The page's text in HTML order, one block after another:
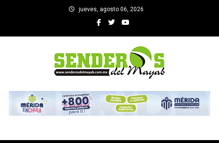
jueves, agosto 06, 2026
SENDEROS DEL MAYAB